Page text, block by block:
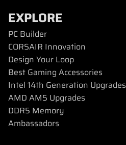
EXPLORE
PC Builder
CORSAIR Innovation
Design Your Loop
Best Gaming Accessories
Intel 14th Generation Upgrades
AMD AM5 Upgrades
DDR5 Memory
Ambassadors